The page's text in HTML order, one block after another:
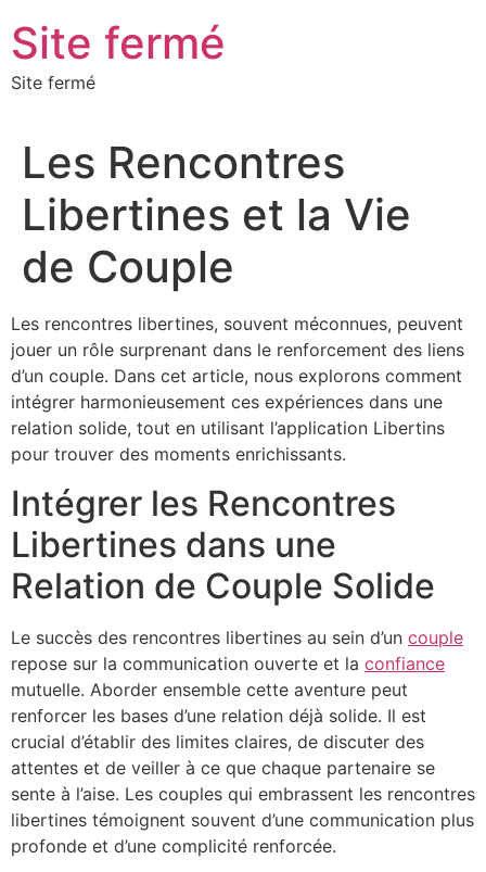
au
contenu
Site fermé
Site fermé
Les Rencontres
Libertines et la Vie
de Couple
Les rencontres libertines, souvent méconnues, peuvent
jouer un rôle surprenant dans le renforcement des liens
d’un couple. Dans cet article, nous explorons comment
intégrer harmonieusement ces expériences dans une
relation solide, tout en utilisant l’application Libertins
pour trouver des moments enrichissants.
Intégrer les Rencontres
Libertines dans une
Relation de Couple Solide
Le succès des rencontres libertines au sein d’un couple
repose sur la communication ouverte et la confiance
mutuelle. Aborder ensemble cette aventure peut
renforcer les bases d’une relation déjà solide. Il est
crucial d’établir des limites claires, de discuter des
attentes et de veiller à ce que chaque partenaire se
sente à l’aise. Les couples qui embrassent les rencontres
libertines témoignent souvent d’une communication plus
profonde et d’une complicité renforcée.